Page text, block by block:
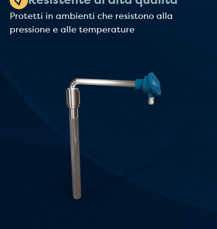
Protetti in ambienti che resistono alla
pressione e alle temperature